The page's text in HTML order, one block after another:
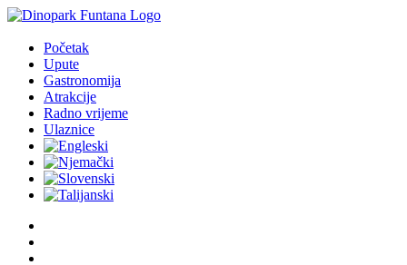
Početak
Upute
Gastronomija
Atrakcije
Radno vrijeme
Ulaznice